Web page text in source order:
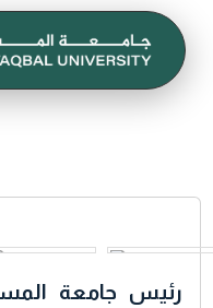
رئيس جامعة